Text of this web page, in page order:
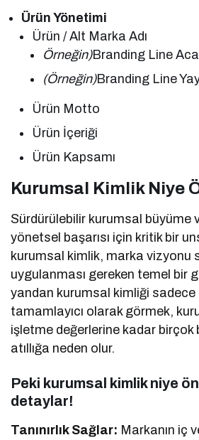
Ürün Yönetimi
Ürün / Alt Marka Adı
Örneğin)Branding Line
(Örneğin)Branding Line
Ürün Motto
Ürün İçeriği
Ürün Kapsamı
Kurumsal Kimlik Niye
Sürdürülebilir kurumsal büyüme
yönetsel başarısı için kritik bir
kurumsal kimlik, marka vizyonu
uygulanması gereken temel bir
yandan kurumsal kimliği sadece
tamamlayıcı olarak görmek,
işletme değerlerine kadar birçok
atıllığa neden olur.
Peki kurumsal kimlik niye
detaylar!
Tanınırlık Sağlar: Markanın iç